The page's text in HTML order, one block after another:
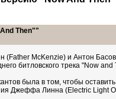
Then""
(Father McKenzie) и Антон
битловского трека "Now
была в том, чтобы
Джеффа Линна (Electric Light